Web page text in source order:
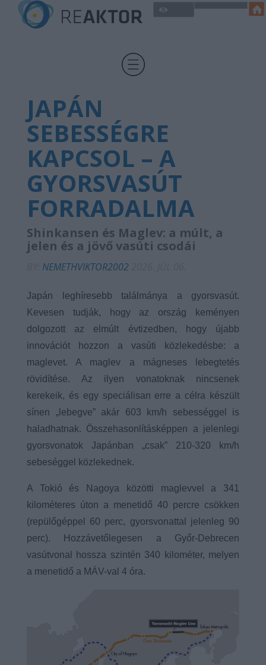
JAPÁN
SEBESSÉGRE
KAPCSOL – A
GYORSVASÚT
FORRADALMA
Shinkansen és Maglev: a múlt, a
jelen és a jövő vasúti csodái
NEMETHVIKTOR2002
Japán leghíresebb találmánya a gyorsvasút.
Kevesen tudják, hogy az ország keményen
dolgozott az elmúlt évtizedben, hogy újabb
innovációt hozzon a vasúti közlekedésbe: a
maglevet. A maglev a mágneses lebegtetés
rövidítése. Az ilyen vonatoknak nincsenek
kerekeik, és egy speciálisan erre a célra készült
sínen „lebegve” akár 603 km/h sebességgel is
haladhatnak. Összehasonlításképpen a jelenlegi
gyorsvonatok Japánban „csak” 210-320 km/h
sebeséggel közlekednek.
A Tokió és Nagoya közötti maglevvel a 341
kilométeres úton a menetidő 40 percre csökken
(repülőgéppel 60 perc, gyorsvonattal jelenleg 90
perc). Hozzávetőlegesen a Győr-Debrecen
vasútvonal hossza szintén 340 kilométer, melyen
a menetidő a MÁV-val 4 óra.